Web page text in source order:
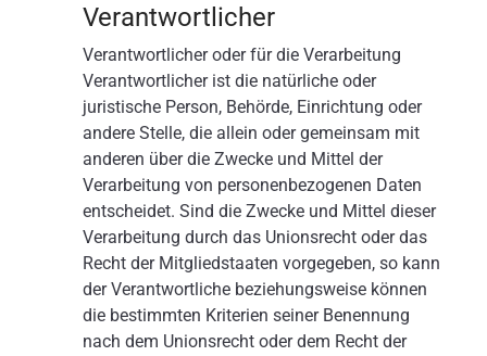
Verantwortlicher
Verantwortlicher oder für die Verarbeitung
Verantwortlicher ist die natürliche oder
juristische Person, Behörde, Einrichtung oder
andere Stelle, die allein oder gemeinsam mit
anderen über die Zwecke und Mittel der
Verarbeitung von personenbezogenen Daten
entscheidet. Sind die Zwecke und Mittel dieser
Verarbeitung durch das Unionsrecht oder das
Recht der Mitgliedstaaten vorgegeben, so kann
der Verantwortliche beziehungsweise können
die bestimmten Kriterien seiner Benennung
nach dem Unionsrecht oder dem Recht der